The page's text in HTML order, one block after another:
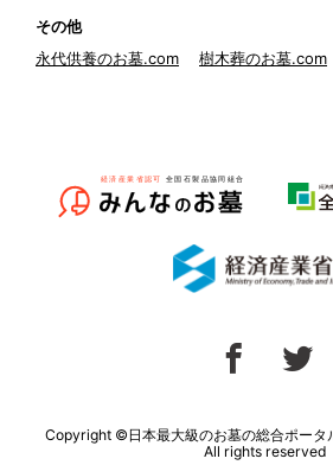
その他
永代供養のお墓.com
樹木葬のお墓.com
Copyright ©日本最大級のお墓の総合ポータ
All rights reserved